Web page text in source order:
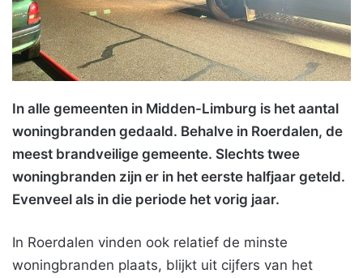
In alle gemeenten in Midden-Limburg is het aantal
woningbranden gedaald. Behalve in Roerdalen, de
meest brandveilige gemeente. Slechts twee
woningbranden zijn er in het eerste halfjaar geteld.
Evenveel als in die periode het vorig jaar.
In Roerdalen vinden ook relatief de minste
woningbranden plaats, blijkt uit cijfers van het